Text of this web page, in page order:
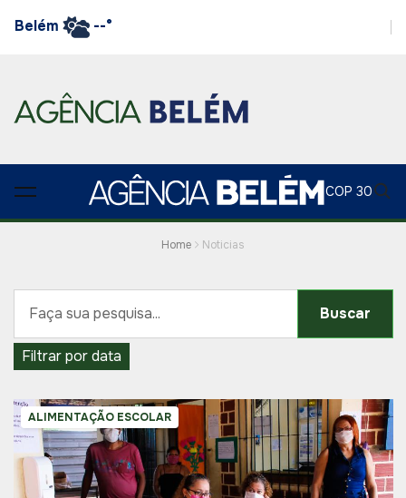
Belém --°
COP 30
Home Noticias
Buscar
Filtrar por data
ALIMENTAÇÃO ESCOLAR